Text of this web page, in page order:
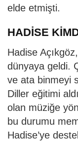
elde etmişti.
HADİSE
Hadise
dünyaya geldi.
ve ata binmeyi
Diller eğitimi
olan müziğe
bu durumu
Hadise’ye